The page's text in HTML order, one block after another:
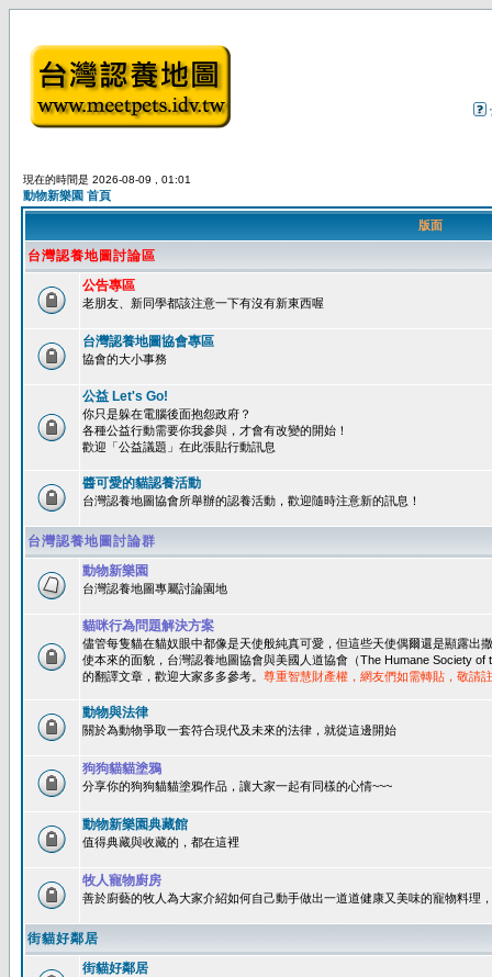
現在的時間是 2026-08-09 , 01:01
動物新樂園 首頁
版面
台灣認養地圖討論區
公告專區
老朋友、新同學都該注意一下有沒有新東西喔
台灣認養地圖協會專區
協會的大小事務
公益 Let's Go!
你只是躲在電腦後面抱怨政府？
各種公益行動需要你我參與，才會有改變的開始！
歡迎「公益議題」在此張貼行動訊息
醬可愛的貓認養活動
台灣認養地圖協會所舉辦的認養活動，歡迎隨時注意新的訊息！
台灣認養地圖討論群
動物新樂園
台灣認養地圖專屬討論園地
貓咪行為問題解決方案
儘管每隻貓在貓奴眼中都像是天使般純真可愛，但這些天使偶爾還是顯露出
使本來的面貌，台灣認養地圖協會與美國人道協會（The Humane Society
的翻譯文章，歡迎大家多多參考。 尊重智慧財產權，網友們如需轉貼，敬請
動物與法律
關於為動物爭取一套符合現代及未來的法律，就從這邊開始
狗狗貓貓塗鴉
分享你的狗狗貓貓塗鴉作品，讓大家一起有同樣的心情~~~
動物新樂園典藏館
值得典藏與收藏的，都在這裡
牧人寵物廚房
善於廚藝的牧人為大家介紹如何自己動手做出一道道健康又美味的寵物料理
街貓好鄰居
街貓好鄰居